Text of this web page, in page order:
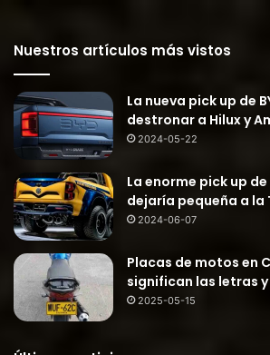
Nuestros artículos más vistos
La nueva pick up de
destronar a Hilux y
2024-05-22
La enorme pick up
dejaría pequeña a la
2024-06-07
Placas de motos en
significan las letras
2025-05-15